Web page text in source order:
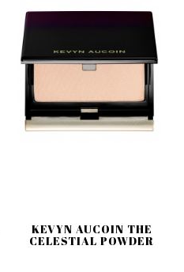
KEVYN AUCOIN THE
CELESTIAL POWDER